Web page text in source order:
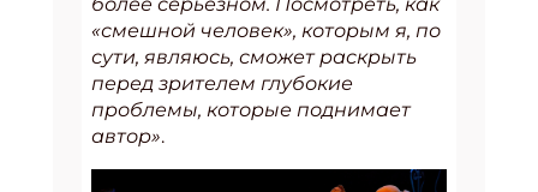
«смешной человек», которым я, по
сути, являюсь, сможет раскрыть
перед зрителем глубокие
проблемы, которые поднимает
автор».